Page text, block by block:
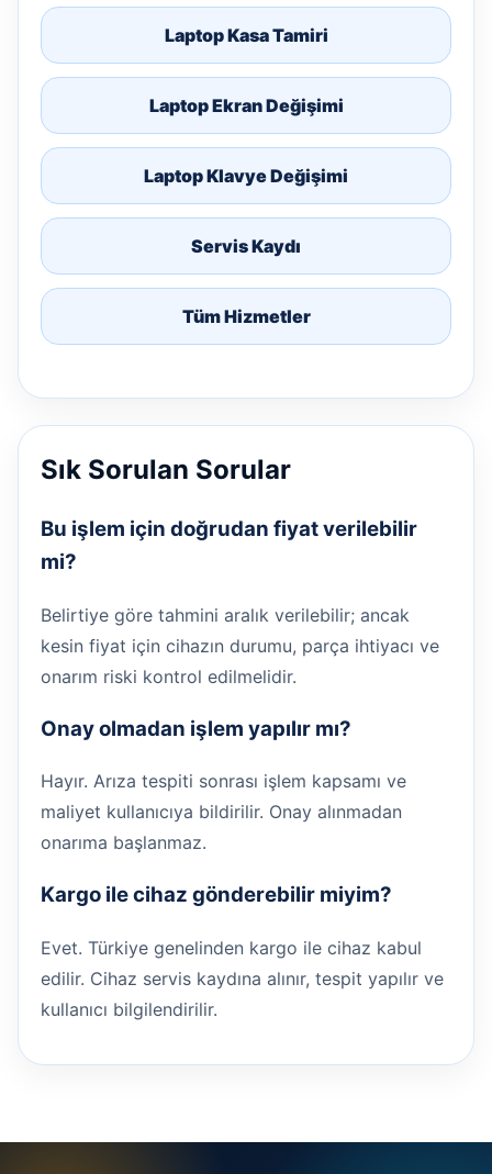
Laptop Kasa Tamiri
Laptop Ekran Değişimi
Laptop Klavye Değişimi
Servis Kaydı
Tüm Hizmetler
Sık Sorulan Sorular
Bu işlem için doğrudan fiyat verilebilir
mi?
Belirtiye göre tahmini aralık verilebilir; ancak
kesin fiyat için cihazın durumu, parça ihtiyacı ve
onarım riski kontrol edilmelidir.
Onay olmadan işlem yapılır mı?
Hayır. Arıza tespiti sonrası işlem kapsamı ve
maliyet kullanıcıya bildirilir. Onay alınmadan
onarıma başlanmaz.
Kargo ile cihaz gönderebilir miyim?
Evet. Türkiye genelinden kargo ile cihaz kabul
edilir. Cihaz servis kaydına alınır, tespit yapılır ve
kullanıcı bilgilendirilir.